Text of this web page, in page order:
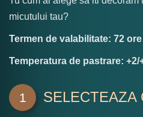
micutului tau?
Termen de valabilitate: 72 ore
Temperatura de pastrare:
1 SELECTEAZA